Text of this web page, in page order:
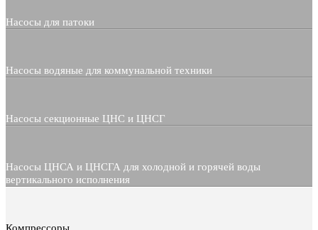
Насосы для патоки
Насосы водяные для коммунальной техники
Насосы секционные ЦНС и ЦНСГ
Насосы ЦНСА и ЦНСГА для холодной и горячей воды
вертикального исполнения